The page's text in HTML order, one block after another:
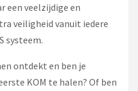
een veelzijdige en
veiligheid vanuit iedere
systeem.
ontdekt en ben je
KOM te halen? Of ben